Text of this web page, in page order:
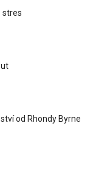
stres
od Rhondy Byrne